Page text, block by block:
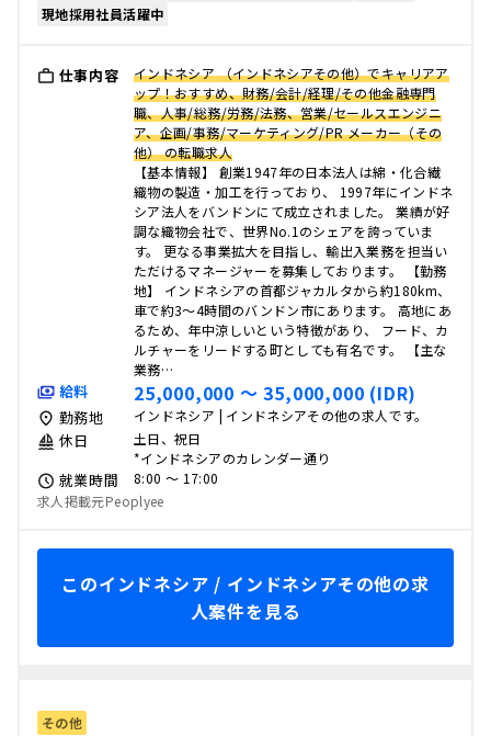
現地採用社員活躍中
仕事内容
インドネシア （インドネシアその他）でキャリアア
ップ！おすすめ、財務/会計/経理/その他金融専門
職、人事/総務/労務/法務、営業/セールスエンジニ
ア、企画/事務/マーケティング/PR メーカー（その
他） の転職求人
【基本情報】 創業1947年の日本法人は綿・化合繊
織物の製造・加工を行っており、 1997年にインドネ
シア法人をバンドンにて成立されました。 業績が好
調な織物会社で、世界No.1のシェアを誇っていま
す。 更なる事業拡大を目指し、輸出入業務を担当い
ただけるマネージャーを募集しております。 【勤務
地】 インドネシアの首都ジャカルタから約180km、
車で約3〜4時間のバンドン市にあります。 高地にあ
るため、年中涼しいという特徴があり、 フード、カ
ルチャーをリードする町としても有名です。 【主な
業務…
給料 25,000,000 〜 35,000,000 (IDR)
勤務地 インドネシア | インドネシアその他の求人です。
休日
土日、祝日
*インドネシアのカレンダー通り
就業時間
8:00 〜 17:00
求人掲載元Peoplyee
このインドネシア / インドネシアその他の求
人案件を見る
その他